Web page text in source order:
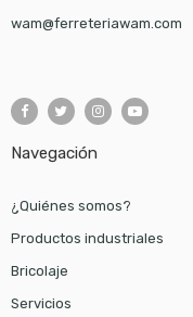
wam@ferreteriawam.com
Navegación
¿Quiénes somos?
Productos industriales
Bricolaje
Servicios